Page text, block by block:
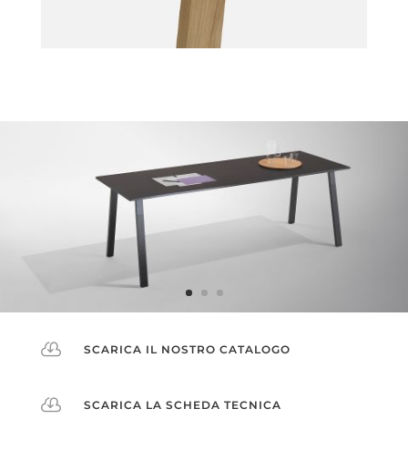
 SCARICA IL NOSTRO CATALOGO
 SCARICA LA SCHEDA TECNICA